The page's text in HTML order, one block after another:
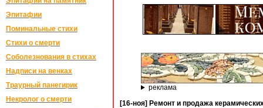
Эпитафии
Поминальные стихи
Стихи о смерти
Соболезнования в стихах
Надписи на венках
Траурный панегирик
Некролог о смерти
реклама
[16-ноя] Ремонт и продажа